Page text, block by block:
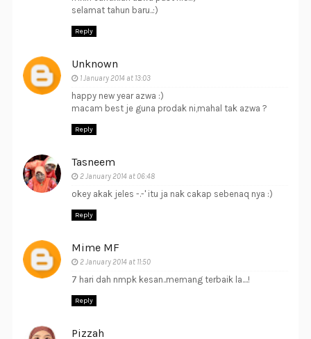
selamat tahun baru..:)
Reply
Unknown
1 January 2014 at 13:03
happy new year azwa :)
macam best je guna prodak ni,mahal tak azwa ?
Reply
Tasneem
2 January 2014 at 06:48
okey akak jeles -.-' itu ja nak cakap sebenaq nya :)
Reply
Mime MF
2 January 2014 at 11:50
7 hari dah nmpk kesan..memang terbaik la....!
Reply
Pizzah